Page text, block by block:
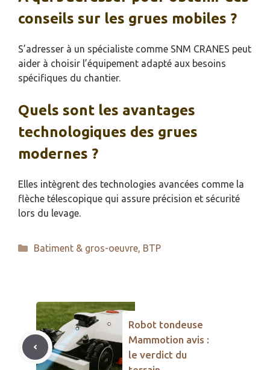
conseils sur les grues mobiles ?
S’adresser à un spécialiste comme SNM CRANES peut
aider à choisir l’équipement adapté aux besoins
spécifiques du chantier.
Quels sont les avantages
technologiques des grues
modernes ?
Elles intègrent des technologies avancées comme la
flèche télescopique qui assure précision et sécurité
lors du levage.
Catégories
Batiment & gros-oeuvre, BTP
Robot tondeuse
Mammotion avis :
le verdict du